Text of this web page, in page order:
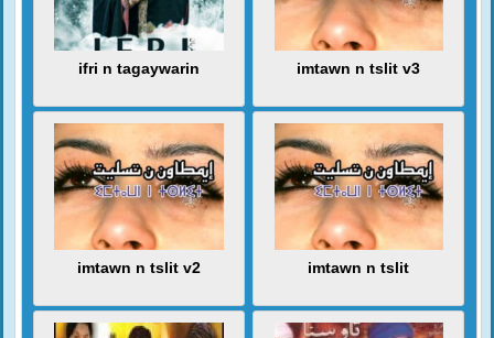
ifri n tagaywarin imtawn n tslit v3
imtawn n tslit v2 imtawn n tslit